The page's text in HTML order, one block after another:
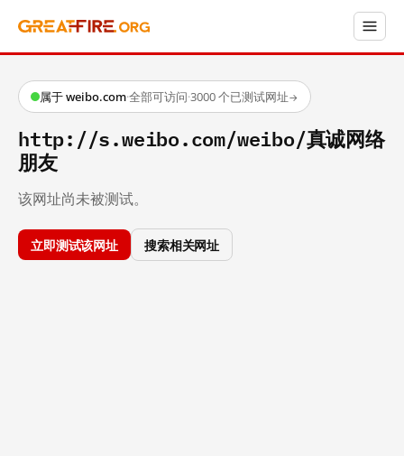
属于 weibo.com·全部可访问·3000 个已测试网址→
http://s.weibo.com/weibo/真诚网络
朋友
该网址尚未被测试。
立即测试该网址 搜索相关网址